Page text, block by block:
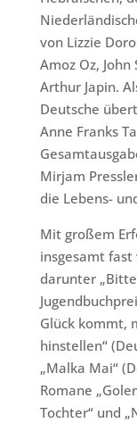
von Lizzie
Amoz Oz,
Arthur Japin.
Deutsche
Anne Franks
Mirjam
die Lebens-
Mit großem
insgesamt fast
darunter
Glück kommt,
hinstellen“
„Malka Mai“
Romane
Tochter“ und